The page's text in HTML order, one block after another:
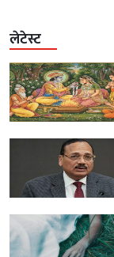
लेटेस्ट